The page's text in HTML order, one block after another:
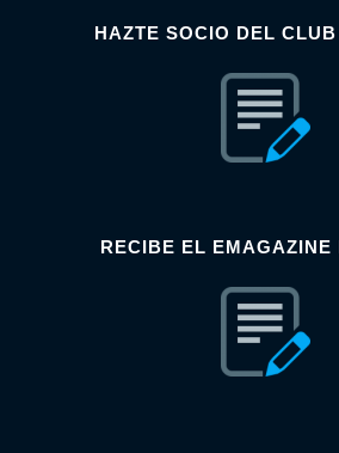
HAZTE SOCIO DEL
RECIBE EL EMAGAZINE